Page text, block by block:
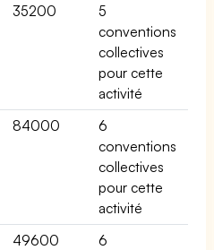
35200
5
conventions
collectives
pour cette
activité
84000
6
conventions
collectives
pour cette
activité
49600
6